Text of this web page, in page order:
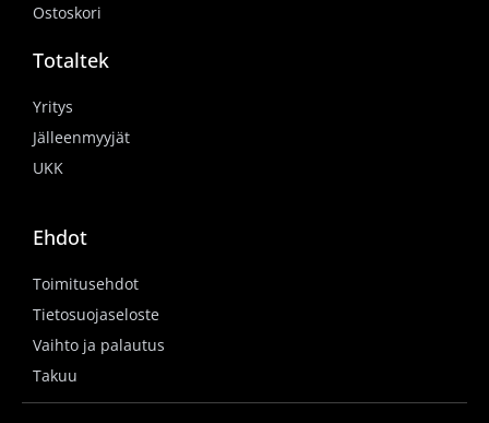
Ostoskori
Totaltek
Yritys
Jälleenmyyjät
UKK
Ehdot
Toimitusehdot
Tietosuojaseloste
Vaihto ja palautus
Takuu